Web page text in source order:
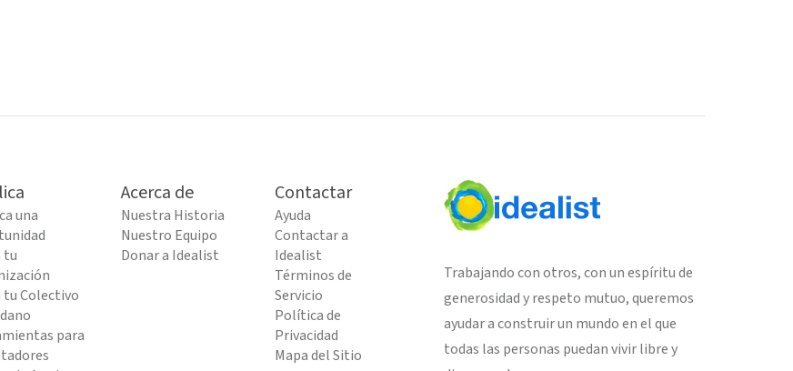
una
tu
tu Colectivo
para
Acerca de
Nuestra Historia
Nuestro Equipo
Donar a Idealist
Contactar
Ayuda
Contactar a
Idealist
Términos de
Servicio
Política de
Privacidad
Mapa del Sitio
Trabajando con otros, con un espíritu de
generosidad y respeto mutuo, queremos
ayudar a construir un mundo en el que
todas las personas puedan vivir libre y